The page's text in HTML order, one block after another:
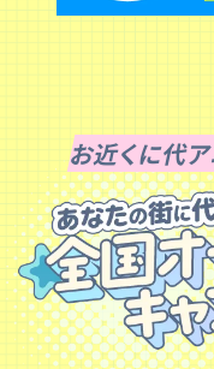
お近くに代